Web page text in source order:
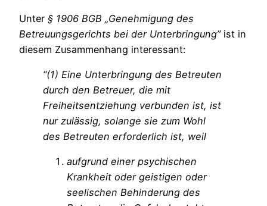
Unter § 1906 BGB „Genehmigung des
Betreuungsgerichts bei der Unterbringung”ist in
diesem Zusammenhang interessant:
“(1) Eine Unterbringung des Betreuten
durch den Betreuer, die mit
Freiheitsentziehung verbunden ist, ist
nur zulässig, solange sie zum Wohl
des Betreuten erforderlich ist, weil
aufgrund einer psychischen
Krankheit oder geistigen oder
seelischen Behinderung des